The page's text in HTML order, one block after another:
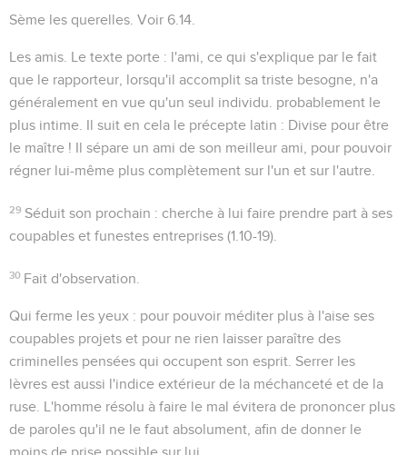
Sème les querelles . Voir 6.14
Les amis . Le texte porte : l'ami , ce qui s'explique par le fait
que le rapporteur, lorsqu'il accomplit sa triste besogne, n'a
généralement en vue qu'un seul individu. probablement le
plus intime. Il suit en cela le précepte latin : Divise pour être
le maître ! Il sépare un ami de son meilleur ami, pour pouvoir
régner lui-même plus complètement sur l'un et sur l'autre.
29 Séduit son prochain : cherche à lui faire prendre part à ses
coupables et funestes entreprises (1.10-19).
30 Fait d'observation.
Qui ferme les yeux : pour pouvoir méditer plus à l'aise ses
coupables projets et pour ne rien laisser paraître des
criminelles pensées qui occupent son esprit. Serrer les
lèvres est aussi l'indice extérieur de la méchanceté et de la
ruse. L'homme résolu à faire le mal évitera de prononcer plus
de paroles qu'il ne le faut absolument, afin de donner le
moins de prise possible sur lui.